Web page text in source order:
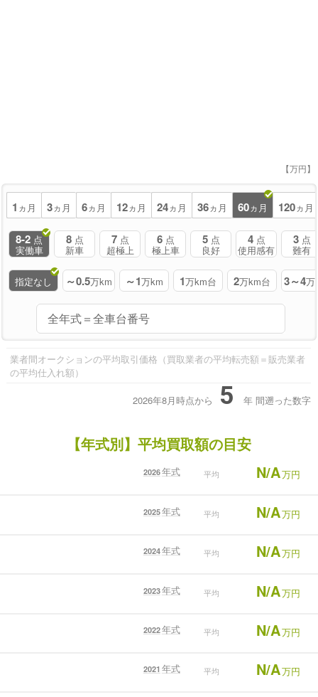
【万円】
1 ヵ月 3ヵ月 6ヵ月 12ヵ月 24ヵ月 36ヵ月 60ヵ月 120ヵ月
8-2 点
実働車
8 点
新車
7 点
超極上
6 点
極上車
5 点
良好
4 点
使用感有
3 点
難有
指定なし ～0.5万km ～1万km 1万km台 2万km台 3～4万
業者間オークションの平均取引価格（買取業者の平均転売額＝販売業者
の平均仕入れ額）
2026年8月時点から 5 年 間遡った数字
【年式別】平均買取額の目安
2026年式 平均 N/A万円
2025年式 平均 N/A万円
2024年式 平均 N/A万円
2023年式 平均 N/A万円
2022年式 平均 N/A万円
2021 年式 平均 N/A万円